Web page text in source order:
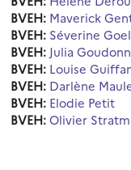
BVEH: Maverick
BVEH: Séverine
BVEH: Julia
BVEH: Louise
BVEH: Darlène
BVEH: Elodie Petit
BVEH:Olivier